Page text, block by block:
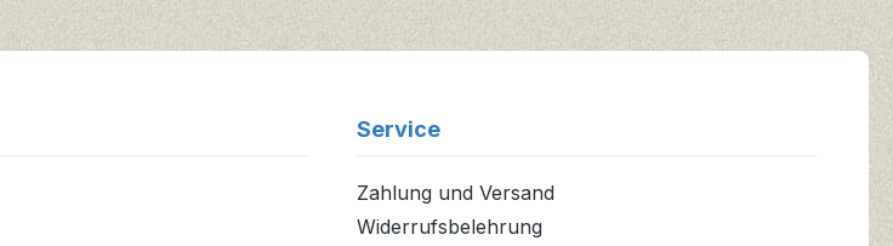
Service
Zahlung und Versand
Widerrufsbelehrung